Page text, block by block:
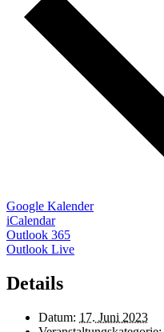
Google Kalender
iCalendar
Outlook 365
Outlook Live
Details
Datum: 17. Juni 2023